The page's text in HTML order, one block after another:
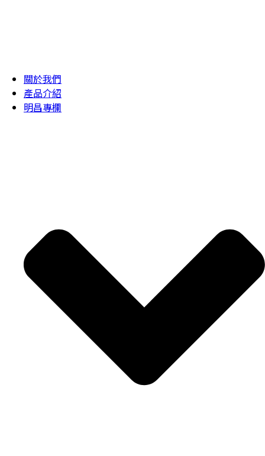
關於我們
產品介紹
明昌專欄